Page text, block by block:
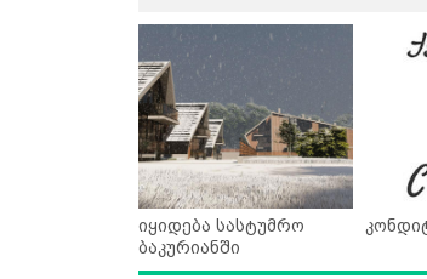
იყიდება სასტუმრო
ბაკურიანში